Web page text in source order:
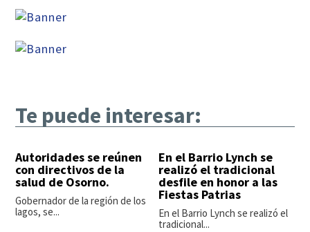
Te puede interesar:
Autoridades se reúnen
con directivos de la
salud de Osorno.
Gobernador de la región de los
lagos, se...
En el Barrio Lynch se
realizó el tradicional
desfile en honor a las
Fiestas Patrias
En el Barrio Lynch se realizó el
tradicional...